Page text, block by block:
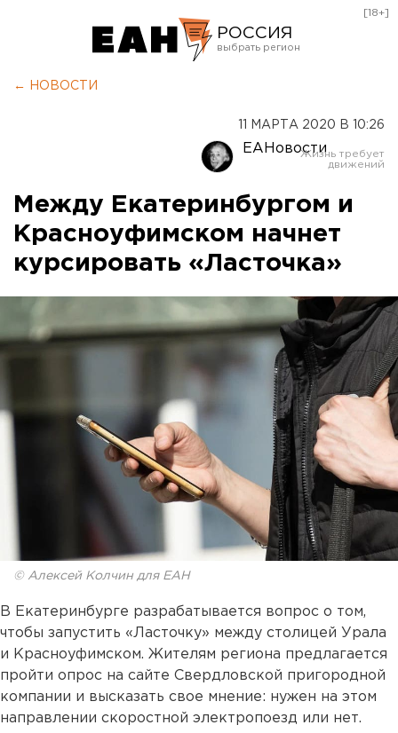
РОССИЯ
Оренбург
[18+]
← НОВОСТИ
11 МАРТА 2020 В 10:26
ЕАНовости
Между Екатеринбургом и
Красноуфимском начнет
курсировать «Ласточка»
© Алексей Колчин для ЕАН
В Екатеринбурге разрабатывается вопрос о том,
чтобы запустить «Ласточку» между столицей Урала
и Красноуфимском. Жителям региона предлагается
пройти опрос на сайте Свердловской пригородной
компании и высказать свое мнение: нужен на этом
направлении скоростной электропоезд или нет.